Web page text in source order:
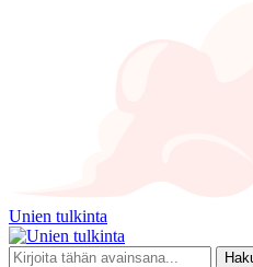
Unien tulkinta